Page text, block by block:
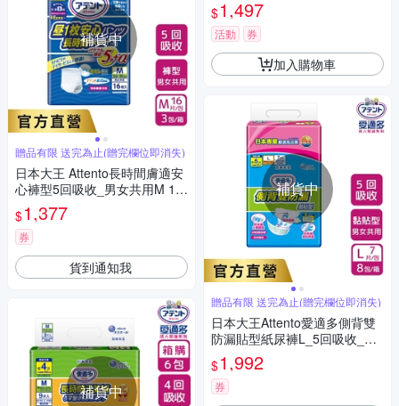
補貨中
贈品有限 送完為止(贈完欄位即消失)
日本大王 Attento長時間膚適安
心褲型5回吸收_男女共用M 16
片/包(3包/箱)箱購
$1,377
券
貨到通知我
補貨中
一】
$1,497
活動 券
加入購物車
補貨中
贈品有限 送完為止(贈完欄位即消失)
日本大王Attento愛適多側背雙
防漏貼型紙尿褲L_5回吸收_箱
購(7片X8包)
$1,992
券